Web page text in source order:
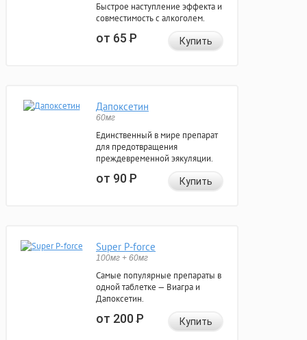
Быстрое наступление эффекта и
совместимость с алкоголем.
от 65Р Купить
Дапоксетин
60мг
Единственный в мире препарат
для предотвращения
преждевременной эякуляции.
от 90Р Купить
Super P-force
100мг + 60мг
Самые популярные препараты в
одной таблетке — Виагра и
Дапоксетин.
от 200Р Купить